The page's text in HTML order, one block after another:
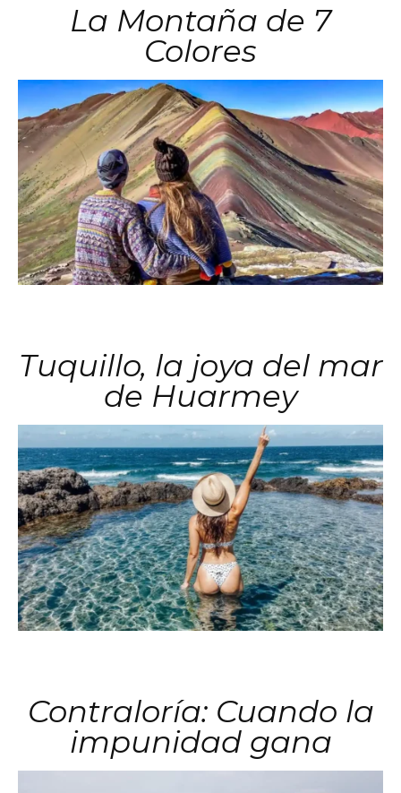
La Montaña de 7
Colores
Tuquillo, la joya del mar
de Huarmey
Contraloría: Cuando la
impunidad gana